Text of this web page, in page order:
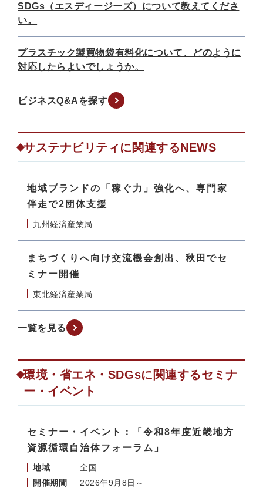
SDGs（エスディージーズ）について教えてくださ
い。
プラスチック製買物袋有料化について、どのように
対応したらよいでしょうか。
ビジネスQ&Aを探す
サステナビリティに関連するNEWS
地域ブランドの「稼ぐ力」強化へ、専門家
伴走で2団体支援
九州経済産業局
まちづくりへ向け交流機会創出、秋田でセ
ミナー開催
東北経済産業局
一覧を見る
環境・省エネ・SDGsに関連するセミナ
ー・イベント
セミナー・イベント：「令和8年度近畿地方
資源循環自治体フォーラム」
地域
全国
開催期間
2026年9月8日～